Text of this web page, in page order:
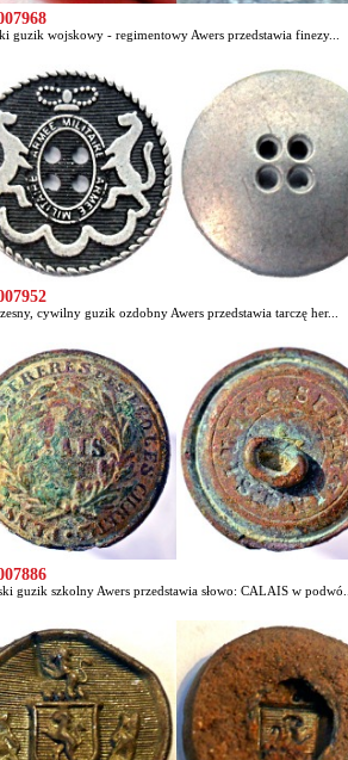
guzik wojskowy - regimentowy Awers przedstawia finezy...
cywilny guzik ozdobny Awers przedstawia tarczę her...
guzik szkolny Awers przedstawia słowo: CALAIS w podwó...